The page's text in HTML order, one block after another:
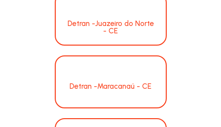
Detran -Juazeiro do Norte
- CE
Detran -Maracanaú - CE